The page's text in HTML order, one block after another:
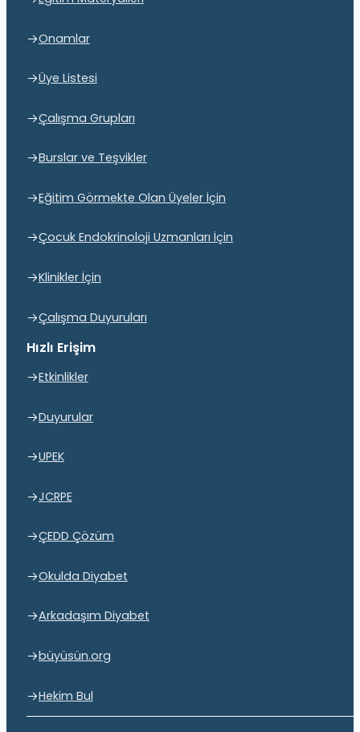
Onamlar
Üye Listesi
Çalışma Grupları
Burslar ve Teşvikler
Eğitim Görmekte Olan Üyeler İçin
Çocuk Endokrinoloji Uzmanları İçin
Klinikler İçin
Çalışma Duyuruları
Hızlı Erişim
Etkinlikler
Duyurular
UPEK
JCRPE
ÇEDD Çözüm
Okulda Diyabet
Arkadaşım Diyabet
büyüsün.org
Hekim Bul